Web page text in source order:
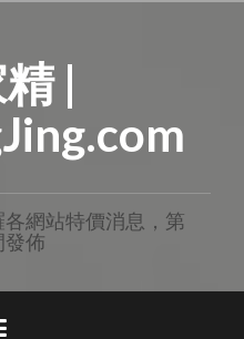
|
網站特價消息，第
發佈